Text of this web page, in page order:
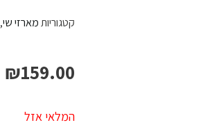
קטגוריותמארזי שי,
₪159.00
המלאי אזל